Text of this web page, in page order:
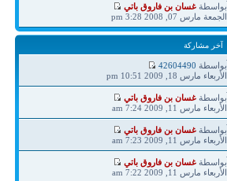
آخر
مشاركة
بواسطةغسان بن فاروق باتي
الجمعة مارس 07, 2008 3:28 pm
آخر مشاركة
آخر
مشاركة
بواسطة 42604490
الأربعاء مارس 18, 2009 10:51 pm
آخر
مشاركة
بواسطةغسان بن فاروق باتي
الأربعاء مارس 11, 2009 7:24 am
آخر
مشاركة
بواسطةغسان بن فاروق باتي
الأربعاء مارس 11, 2009 7:23 am
آخر
مشاركة
بواسطةغسان بن فاروق باتي
الأربعاء مارس 11, 2009 7:22 am